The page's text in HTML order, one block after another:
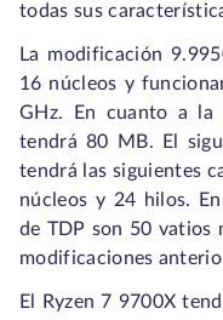
todas sus
La modificación
16 núcleos y
GHz. En cuanto a la
tendrá 80 MB. El
tendrá las siguientes
núcleos y 24 hilos.
de TDP son 50 vatios
modificaciones
El Ryzen 7 9700X